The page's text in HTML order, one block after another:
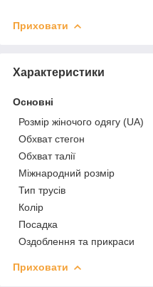
Приховати
Характеристики
Основні
Розмір жіночого одягу (UA)
Обхват стегон
Обхват талії
Міжнародний розмір
Тип трусів
Колір
Посадка
Оздоблення та прикраси
Приховати